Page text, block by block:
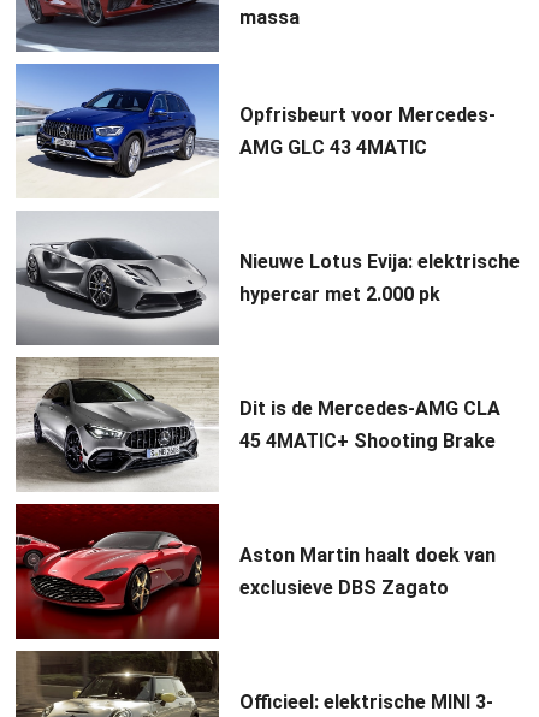
massa
Opfrisbeurt voor Mercedes-
AMG GLC 43 4MATIC
Nieuwe Lotus Evija: elektrische
hypercar met 2.000 pk
Dit is de Mercedes-AMG CLA
45 4MATIC+ Shooting Brake
Aston Martin haalt doek van
exclusieve DBS Zagato
Officieel: elektrische MINI 3-